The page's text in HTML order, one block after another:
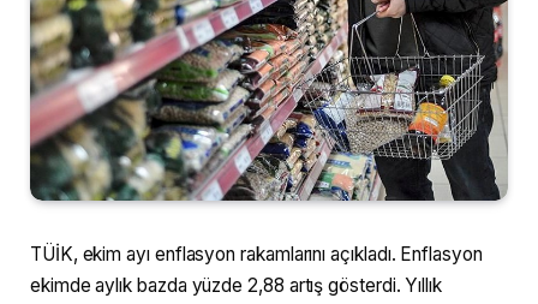
TÜİK, ekim ayı enflasyon rakamlarını açıkladı. Enflasyon
ekimde aylık bazda yüzde 2,88 artış gösterdi. Yıllık